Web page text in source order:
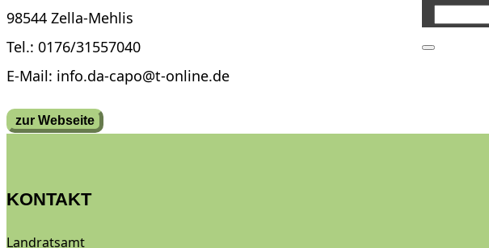
98544 Zella-Mehlis
Tel.: 0176/31557040
E-Mail: info.da-capo@t-online.de
zur Webseite
KONTAKT
Landratsamt